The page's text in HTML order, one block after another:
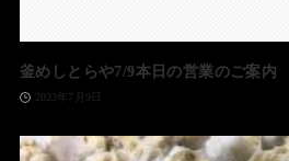
釜めしとらや7/9本日の営業のご案内
2023年7月9日